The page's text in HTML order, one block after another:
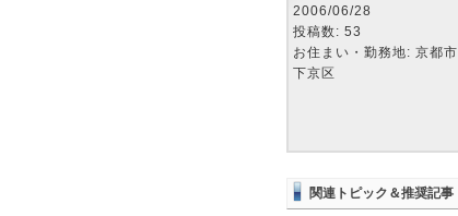
2006/06/28
投稿数: 53
お住まい・勤務地: 京都市
下京区
関連トピック＆推奨記事